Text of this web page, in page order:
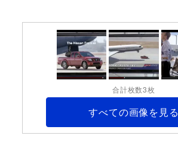
合計枚数3枚
すべての画像を見る